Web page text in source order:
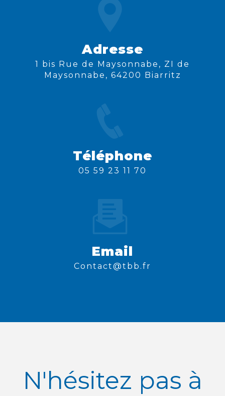
Adresse
1 bis Rue de Maysonnabe, ZI de
Maysonnabe, 64200 Biarritz
Téléphone
05 59 23 11 70
Email
contact@tbb.fr
N'hésitez pas à